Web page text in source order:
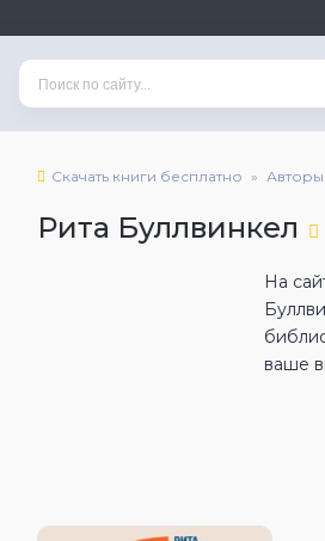
Скачать книги бесплатно Авторы
Рита Буллвинкел
На
ваше